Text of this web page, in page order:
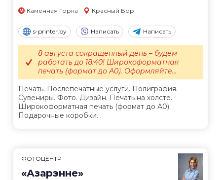
Каменная Горка Красный Бор
s-printer.by Написать Написать
Печать. Послепечатные услуги. Полиграфия.
Сувениры. Фото. Дизайн. Печать на холсте.
Широкоформатная печать (формат до А0).
Подарочные коробки.
8 августа сокращенный день – будем
работать до 18:40! Широкоформатная
печать (формат до А0). Оформляйте...
ФОТОЦЕНТР
«Азарэнне»